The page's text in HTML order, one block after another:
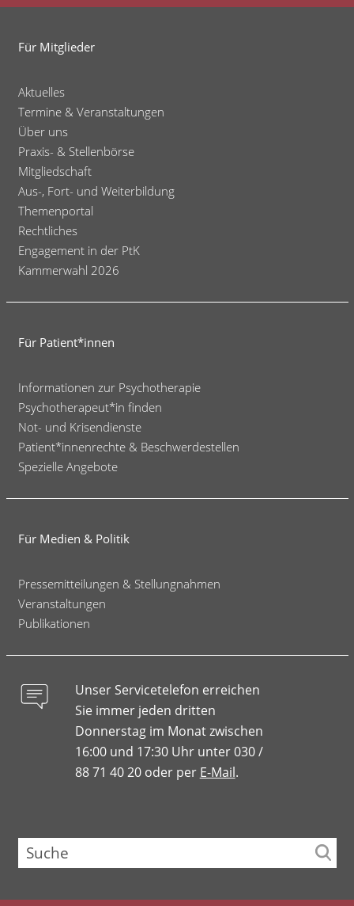
Für Mitglieder
Aktuelles
Termine & Veranstaltungen
Über uns
Praxis- & Stellenbörse
Mitgliedschaft
Aus-, Fort- und Weiterbildung
Themenportal
Rechtliches
Engagement in der PtK
Kammerwahl 2026
Für Patient*innen
Informationen zur Psychotherapie
Psychotherapeut*in finden
Not- und Krisendienste
Patient*innenrechte & Beschwerdestellen
Spezielle Angebote
Für Medien & Politik
Pressemitteilungen & Stellungnahmen
Veranstaltungen
Publikationen
Unser Servicetelefon erreichen
Sie immer jeden dritten
Donnerstag im Monat zwischen
16:00 und 17:30 Uhr unter 030 /
88 71 40 20 oder per E-Mail.
Suche